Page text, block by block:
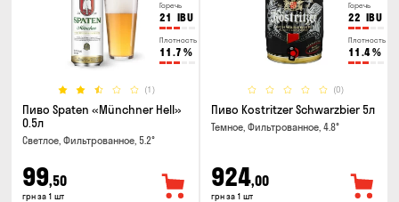
Горечь
21 IBU
Плотность
11.7 %
(1)
Пиво Spaten «Münchner Hell»
0.5л
Светлое, Фильтрованное, 5.2°
99,50
грн за 1 шт
Горечь
22 IBU
Плотность
11.4%
(0)
Пиво Kostritzer Schwarzbier 5л
Темное, Фильтрованное, 4.8°
924,00
грн за 1 шт